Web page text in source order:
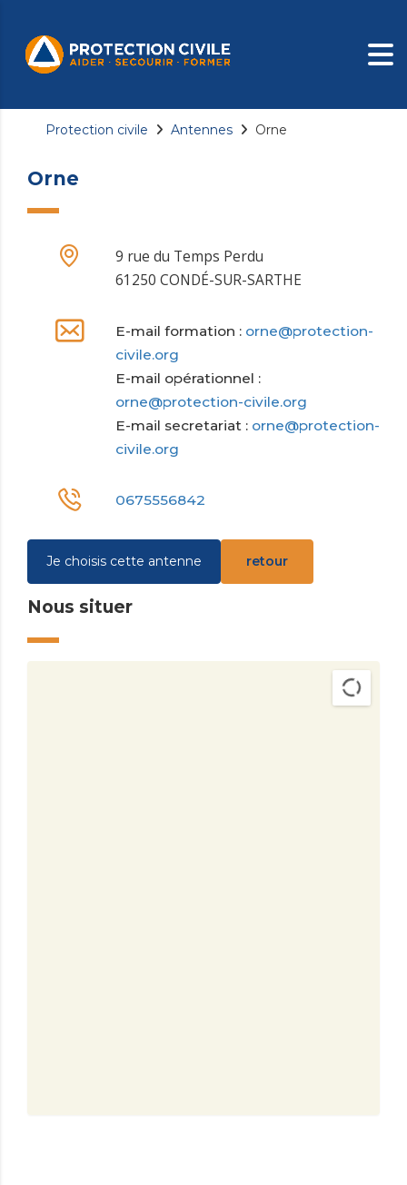
Protection civile Antennes Orne
Orne
9 rue du Temps Perdu
61250 CONDÉ-SUR-SARTHE
E-mail formation : orne@protection-
civile.org
E-mail opérationnel :
orne@protection-civile.org
E-mail secretariat : orne@protection-
civile.org
0675556842
Je choisis cette antenne retour
Nous situer